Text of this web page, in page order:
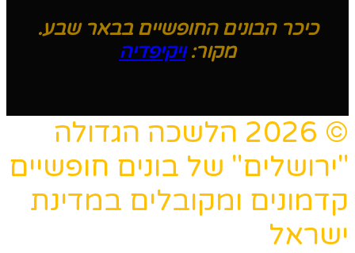
כיכר הבונים החופשיים בבאר שבע.
מקור:ויקיפדיה
© 2026 הלשכה הגדולה
"ירושלים" של בונים חופשיים
קדמונים ומקובלים במדינת
ישראל